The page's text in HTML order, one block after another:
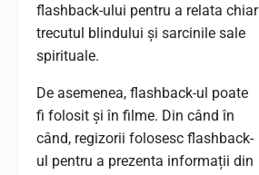
flashback-ului pentru a relata chiar
trecutul blindului și sarcinile sale
spirituale.
De asemenea, flashback-ul poate
fi folosit și în filme. Din când în
când, regizorii folosesc flashback-
ul pentru a prezenta informații din